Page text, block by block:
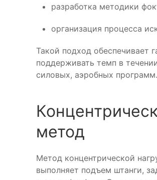
разработка методики
организация процесса
Такой подход обеспечивает
поддерживать темп в
силовых, аэробных
метод
Метод концентрической
выполняет подъем штанги,